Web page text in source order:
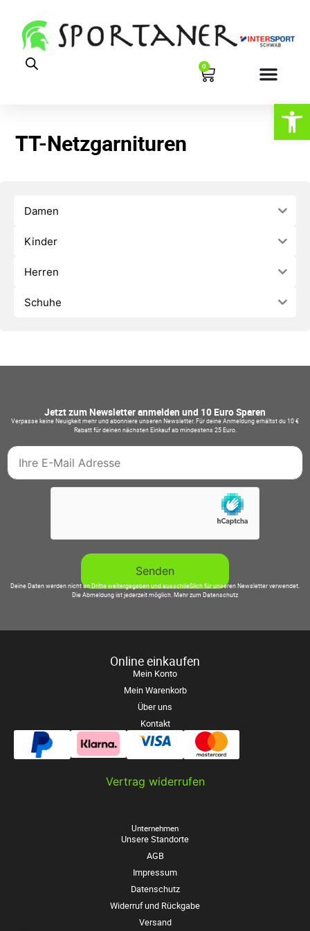
0
TT-Netzgarnituren
Damen
Kinder
Herren
Schuhe
Jetzt zum Newsletter anmelden und 10 Euro Sparen
Verpasse keine Neuigkeit mehr und abonniere unseren Newsletter. Für deine Anmeldung erhältst du 10 €
Rabatt für deinen nächsten Einkauf ab mindestens 25 Euro.
Deine Daten werden nicht an Dritte weitergegeben und ausschließlich für unseren Newsletter verwendet.
Die Abmeldung ist jederzeit möglich.Mehr zum Datenschutz
Online einkaufen
Mein Konto
Mein Warenkorb
Über uns
Kontakt
Vertrag widerrufen
Unternehmen
Unsere Standorte
AGB
Impressum
Datenschutz
Widerruf und Rückgabe
Versand